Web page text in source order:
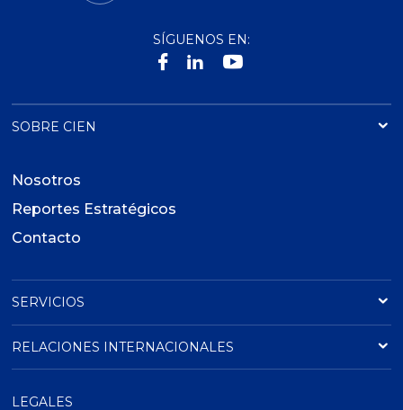
SÍGUENOS EN:
SOBRE CIEN
Nosotros
Reportes Estratégicos
Contacto
SERVICIOS
RELACIONES INTERNACIONALES
LEGALES